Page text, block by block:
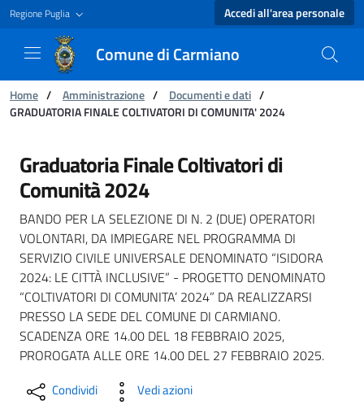
Regione Puglia Accedi all'area personale
Comune di Carmiano
Ti trovi in:
Home / Amministrazione / Documenti e dati /
GRADUATORIA FINALE COLTIVATORI DI COMUNITA' 2024
GRADUATORIA FINALE COLTIVATORI DI
Graduatoria Finale Coltivatori di
Comunità 2024
BANDO PER LA SELEZIONE DI N. 2 (DUE) OPERATORI
VOLONTARI, DA IMPIEGARE NEL PROGRAMMA DI
SERVIZIO CIVILE UNIVERSALE DENOMINATO “ISIDORA
2024: LE CITTÀ INCLUSIVE” - PROGETTO DENOMINATO
“COLTIVATORI DI COMUNITA’ 2024” DA REALIZZARSI
PRESSO LA SEDE DEL COMUNE DI CARMIANO.
SCADENZA ORE 14.00 DEL 18 FEBBRAIO 2025,
PROROGATA ALLE ORE 14.00 DEL 27 FEBBRAIO 2025.
Condividi Vedi azioni